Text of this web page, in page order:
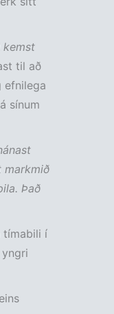
kemst
til að
efnilega
sínum
Það
tímabili í